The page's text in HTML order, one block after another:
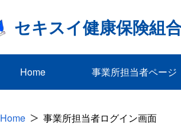
セキスイ健康保険組
Home 事業所担当者ページ
Home 事業所担当者ログイン画面